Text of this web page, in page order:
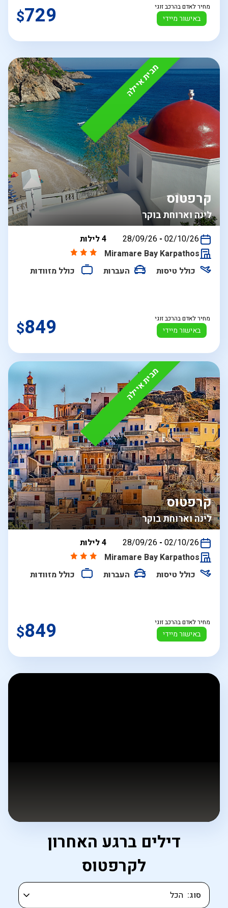
באישור מיידי
מחיר לאדם בהרכב זוגי $729
מבית איילה
לינה וארוחת בוקר
קרפטוס
בין
28/09/26 - 02/10/26
4 לילות
Miramare Bay Karpathos
כולל טיסות
העברות כולל מזוודות
באישור מיידי
מחיר לאדם בהרכב זוגי $849
מבית איילה
לינה וארוחת בוקר
קרפטוס
בין
28/09/26 - 02/10/26
4 לילות
Miramare Bay Karpathos
כולל טיסות
העברות כולל מזוודות
באישור מיידי
מחיר לאדם בהרכב זוגי $849
דילים ברגע האחרון
לקרפטוס
סוג